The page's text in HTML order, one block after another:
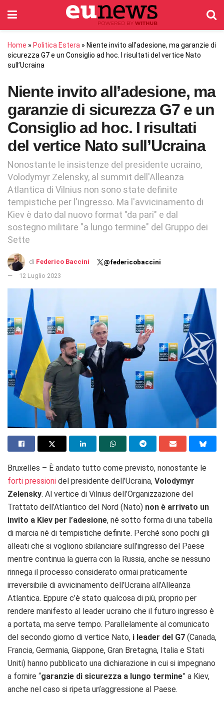
Home » Politica Estera » Niente invito all’adesione, ma garanzie di
sicurezza G7 e un Consiglio ad hoc. I risultati del vertice Nato
sull’Ucraina
Niente invito all’adesione, ma
garanzie di sicurezza G7 e un
Consiglio ad hoc. I risultati
del vertice Nato sull’Ucraina
Nonostante le insistenze del presidente ucraino,
Volodymyr Zelensky, al summit dell'Alleanza
Atlantica di Vilnius non sono state definite
tempistiche per l'ingresso. Ma l'avvicinamento di
Kiev è dato dal nuovo format "da pari" e dal
sostegno militare "a lungo termine" del Gruppo dei
Sette
di Federico Baccini
@federicobaccini
12 Luglio 2023
Bruxelles – È andato tutto come previsto, nonostante le
forti pressioni del presidente dell’Ucraina, Volodymyr
Zelensky. Al vertice di Vilnius dell’Organizzazione del
Trattato dell’Atlantico del Nord (Nato) non è arrivato un
invito a Kiev per l’adesione, né sotto forma di una tabella
di marcia né di tempistiche definite. Perché sono pochi gli
alleati che si vogliono sbilanciare sull’ingresso del Paese
mentre continua la guerra con la Russia, anche se nessuno
rinnega il processo considerato ormai praticamente
irreversibile di avvicinamento dell’Ucraina all’Alleanza
Atlantica. Eppure c’è stato qualcosa di più, proprio per
rendere manifesto al leader ucraino che il futuro ingresso è
a portata, ma serve tempo. Parallelamente al comunicato
del secondo giorno di vertice Nato, i leader del G7 (Canada,
Francia, Germania, Giappone, Gran Bretagna, Italia e Stati
Uniti) hanno pubblicato una dichiarazione in cui si impegnano
a fornire “garanzie di sicurezza a lungo termine” a Kiev,
anche nel caso si ripeta un’aggressione al Paese.